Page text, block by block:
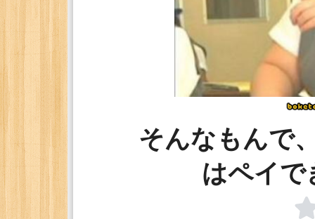
そんなもんで
はペイで